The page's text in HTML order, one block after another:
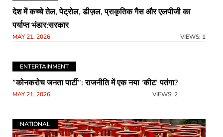
देश में कच्चे तेल, पेट्रोल, डीज़ल, प्राकृतिक गैस और एलपीजी का
पर्याप्त भंडार:सरकार
MAY 21, 2026 VIEWS: 1
ENTERTAINMENT
​”कोनकरोच जनता पार्टी”: राजनीति में एक नया ‘कीट’ पतंगा?
MAY 21, 2026 VIEWS: 2
NATIONAL